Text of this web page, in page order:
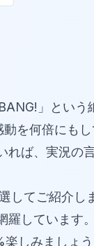
」とい
を何倍にもし
ば、実況の
してご紹介し
しています。
しみましょう